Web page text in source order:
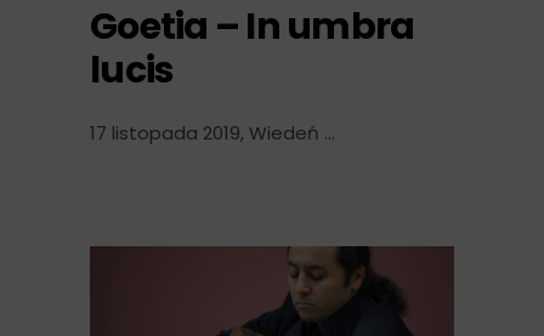
Goetia – In umbra
lucis
17 listopada 2019, Wiedeń